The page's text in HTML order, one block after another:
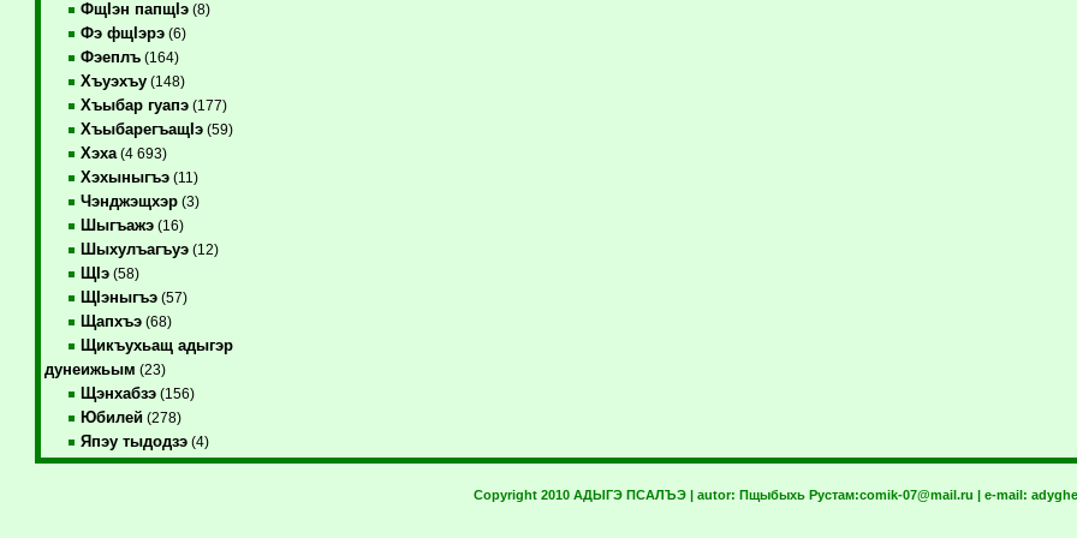
ФщIэн папщIэ(8)
Фэ фщIэрэ(6)
Фэеплъ(164)
Хъуэхъу(148)
Хъыбар гуапэ(177)
ХъыбарегъащIэ(59)
Хэха(4 693)
Хэхыныгъэ(11)
Чэнджэщхэр(3)
Шыгъажэ(16)
Шыхулъагъуэ(12)
ЩIэ(58)
ЩIэныгъэ(57)
Щапхъэ(68)
Щикъухьащ адыгэр
дунеижьым (23)
Щэнхабзэ(156)
Юбилей(278)
Япэу тыдодзэ(4)
Copyright 2010 АДЫГЭ ПСАЛЪЭ | autor: Пщыбыхь Рустам:comik-07@mail.ru | e-mail: